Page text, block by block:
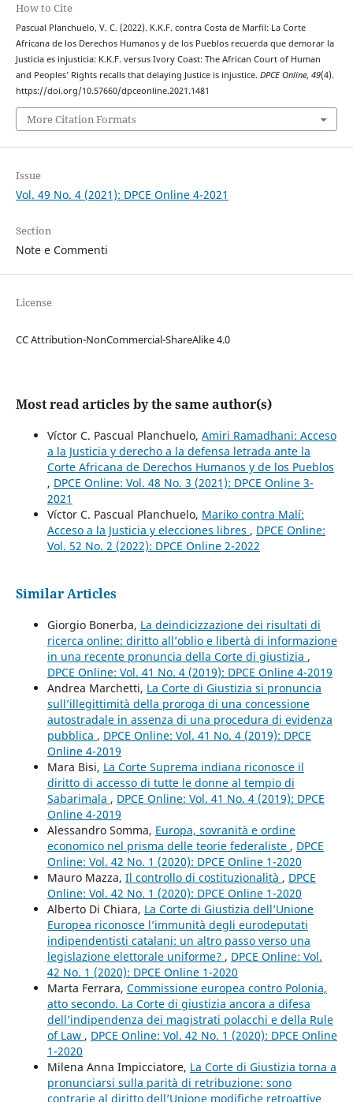
How to Cite
Pascual Planchuelo, V. C. (2022). K.K.F. contra Costa de Marfil: La Corte
Africana de los Derechos Humanos y de los Pueblos recuerda que demorar la
Justicia es injusticia: K.K.F. versus Ivory Coast: The African Court of Human
and Peoples’ Rights recalls that delaying Justice is injustice. DPCE Online, 49(4).
https://doi.org/10.57660/dpceonline.2021.1481
More Citation Formats
Issue
Vol. 49 No. 4 (2021): DPCE Online 4-2021
Section
Note e Commenti
License
CC Attribution-NonCommercial-ShareAlike 4.0
Most read articles by the same author(s)
Víctor C. Pascual Planchuelo, Amiri Ramadhani: Acceso
a la Justicia y derecho a la defensa letrada ante la
Corte Africana de Derechos Humanos y de los Pueblos
, DPCE Online: Vol. 48 No. 3 (2021): DPCE Online 3-
2021
Víctor C. Pascual Planchuelo, Mariko contra Malí:
Acceso a la Justicia y elecciones libres , DPCE Online:
Vol. 52 No. 2 (2022): DPCE Online 2-2022
Similar Articles
Giorgio Bonerba, La deindicizzazione dei risultati di
ricerca online: diritto all’oblio e libertà di informazione
in una recente pronuncia della Corte di giustizia ,
DPCE Online: Vol. 41 No. 4 (2019): DPCE Online 4-2019
Andrea Marchetti, La Corte di Giustizia si pronuncia
sull’illegittimità della proroga di una concessione
autostradale in assenza di una procedura di evidenza
pubblica , DPCE Online: Vol. 41 No. 4 (2019): DPCE
Online 4-2019
Mara Bisi, La Corte Suprema indiana riconosce il
diritto di accesso di tutte le donne al tempio di
Sabarimala , DPCE Online: Vol. 41 No. 4 (2019): DPCE
Online 4-2019
Alessandro Somma, Europa, sovranità e ordine
economico nel prisma delle teorie federaliste , DPCE
Online: Vol. 42 No. 1 (2020): DPCE Online 1-2020
Mauro Mazza, Il controllo di costituzionalità , DPCE
Online: Vol. 42 No. 1 (2020): DPCE Online 1-2020
Alberto Di Chiara, La Corte di Giustizia dell’Unione
Europea riconosce l’immunità degli eurodeputati
indipendentisti catalani: un altro passo verso una
legislazione elettorale uniforme? , DPCE Online: Vol.
42 No. 1 (2020): DPCE Online 1-2020
Marta Ferrara, Commissione europea contro Polonia,
atto secondo. La Corte di giustizia ancora a difesa
dell’indipendenza dei magistrati polacchi e della Rule
of Law , DPCE Online: Vol. 42 No. 1 (2020): DPCE Online
1-2020
Milena Anna Impicciatore, La Corte di Giustizia torna a
pronunciarsi sulla parità di retribuzione: sono
contrarie al diritto dell’Unione modifiche retroattive